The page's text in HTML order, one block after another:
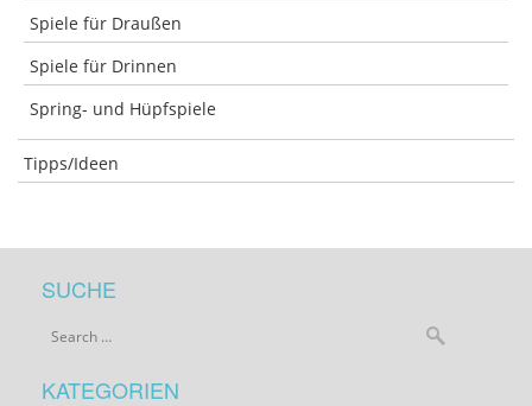
Spiele für Draußen
Spiele für Drinnen
Spring- und Hüpfspiele
Tipps/Ideen
SUCHE
KATEGORIEN